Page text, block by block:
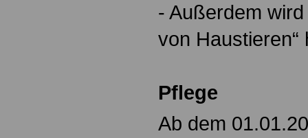
- Außerdem
von Haustieren“
Pflege
Ab dem